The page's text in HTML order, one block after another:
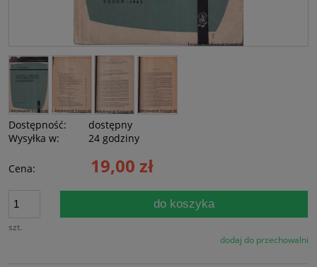
Dostępność:
dostępny
Wysyłka w:
24 godziny
Cena: 19,00 zł
szt.
do koszyka
dodaj do przechowalni